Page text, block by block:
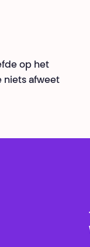
op het
niets afweet